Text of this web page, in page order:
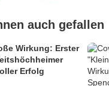
auch gefallen
Wirkung: Erster
Erfolg